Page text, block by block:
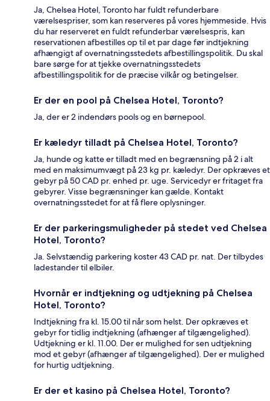
Ja, Chelsea Hotel, Toronto har fuldt refunderbare
værelsespriser, som kan reserveres på vores hjemmeside. Hvis
du har reserveret en fuldt refunderbar værelsespris, kan
reservationen afbestilles op til et par dage før indtjekning
afhængigt af overnatningsstedets afbestillingspolitik. Du skal
bare sørge for at tjekke overnatningsstedets
afbestillingspolitik for de præcise vilkår og betingelser.
Er der en pool på Chelsea Hotel, Toronto?
Ja, der er 2 indendørs pools og en børnepool.
Er kæledyr tilladt på Chelsea Hotel, Toronto?
Ja, hunde og katte er tilladt med en begrænsning på 2 i alt
med en maksimumvægt på 23 kg pr. kæledyr. Der opkræves et
gebyr på 50 CAD pr. enhed pr. uge. Servicedyr er fritaget fra
gebyrer. Visse begrænsninger kan gælde. Kontakt
overnatningsstedet for at få flere oplysninger.
Er der parkeringsmuligheder på stedet ved Chelsea
Hotel, Toronto?
Ja. Selvstændig parkering koster 43 CAD pr. nat. Der tilbydes
ladestander til elbiler.
Hvornår er indtjekning og udtjekning på Chelsea
Hotel, Toronto?
Indtjekning fra kl. 15.00 til når som helst. Der opkræves et
gebyr for tidlig indtjekning (afhænger af tilgængelighed).
Udtjekning er kl. 11.00. Der er mulighed for sen udtjekning
mod et gebyr (afhænger af tilgængelighed). Der er mulighed
for hurtig udtjekning.
Er der et kasino på Chelsea Hotel, Toronto?